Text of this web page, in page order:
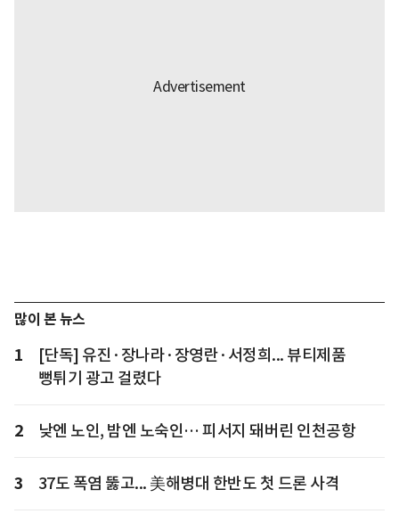
많이 본 뉴스
1
[단독] 유진·장나라·장영란·서정희... 뷰티제품
뻥튀기 광고 걸렸다
2 낮엔 노인, 밤엔 노숙인… 피서지 돼버린 인천공항
3 37도 폭염 뚫고... 美해병대 한반도 첫 드론 사격